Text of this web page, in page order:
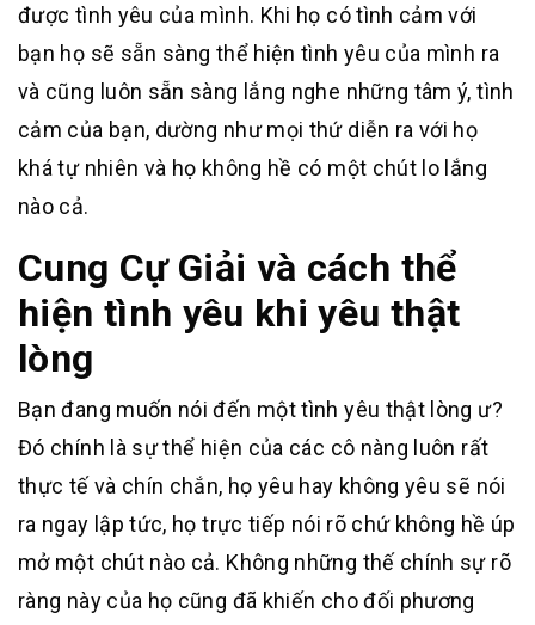
được tình yêu của mình. Khi họ có tình cảm với
bạn họ sẽ sẵn sàng thể hiện tình yêu của mình ra
và cũng luôn sẵn sàng lắng nghe những tâm ý, tình
cảm của bạn, dường như mọi thứ diễn ra với họ
khá tự nhiên và họ không hề có một chút lo lắng
nào cả.
Cung Cự Giải và cách thể
hiện tình yêu khi yêu thật
lòng
Bạn đang muốn nói đến một tình yêu thật lòng ư?
Đó chính là sự thể hiện của các cô nàng luôn rất
thực tế và chín chắn, họ yêu hay không yêu sẽ nói
ra ngay lập tức, họ trực tiếp nói rõ chứ không hề úp
mở một chút nào cả. Không những thế chính sự rõ
ràng này của họ cũng đã khiến cho đối phương